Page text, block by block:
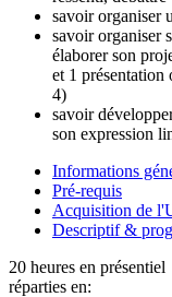
savoir organiser
savoir organiser
élaborer son
et 1 présentation
4)
savoir
son expression
Informations
Pré-requis
Acquisition de
Descriptif &
20 heures en présentiel
réparties en: